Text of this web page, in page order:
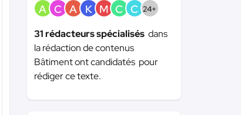
A C A K M C C 24+
31 rédacteurs spécialisés dans
la rédaction de contenus
Bâtiment ont candidatés pour
rédiger ce texte.